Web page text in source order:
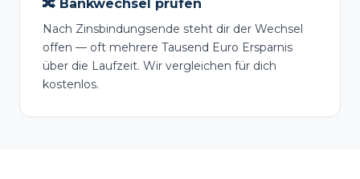
🔀 Bankwechsel prüfen
Nach Zinsbindungsende steht dir der Wechsel
offen — oft mehrere Tausend Euro Ersparnis
über die Laufzeit. Wir vergleichen für dich
kostenlos.